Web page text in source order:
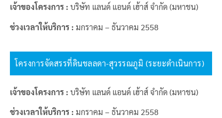
เจ้าของโครงการ : บริษัท แลนด์ แอนด์ เฮ้าส์ จำกัด (มหาชน)
ช่วงเวลาให้บริการ : มกราคม – ธันวาคม 2558
โครงการจัดสรรที่ดินชลลดา-สุวรรณภูมิ (ระยะดำเนินการ)
เจ้าของโครงการ : บริษัท แลนด์ แอนด์ เฮ้าส์ จำกัด (มหาชน)
ช่วงเวลาให้บริการ : มกราคม – ธันวาคม 2558